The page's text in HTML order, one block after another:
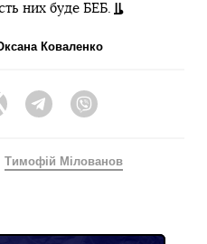
них буде БЕБ.
Коваленко
Twitter TelegramViber
Тимофій Мілованов